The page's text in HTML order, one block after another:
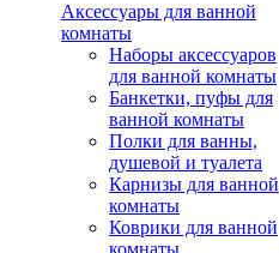
Аксессуары для ванной
комнаты
Наборы аксессуаров
для ванной комнаты
Банкетки, пуфы для
ванной комнаты
Полки для ванны,
душевой и туалета
Карнизы для ванной
комнаты
Коврики для ванной
комнаты